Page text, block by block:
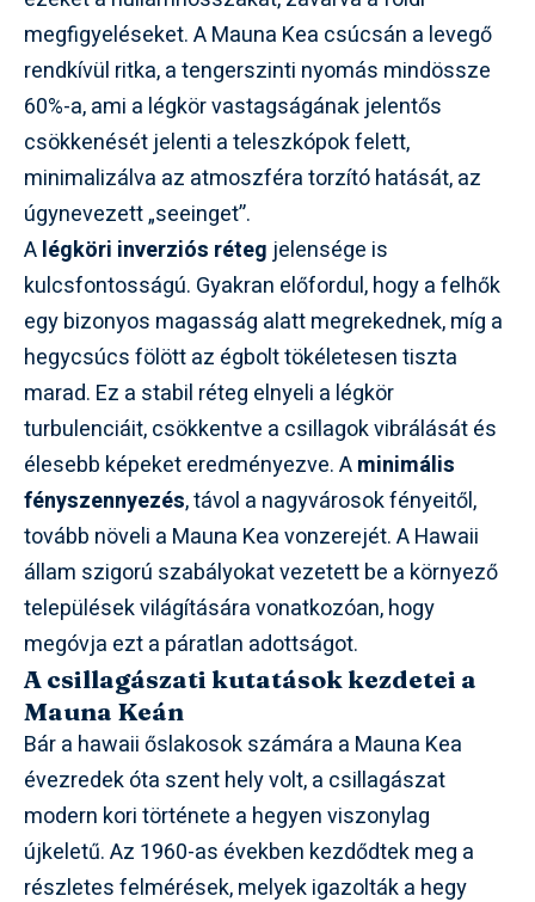
megfigyeléseket. A Mauna Kea csúcsán a levegő
rendkívül ritka, a tengerszinti nyomás mindössze
60%-a, ami a légkör vastagságának jelentős
csökkenését jelenti a teleszkópok felett,
minimalizálva az atmoszféra torzító hatását, az
úgynevezett „seeinget”.
Alégköri inverziós réteg jelensége is
kulcsfontosságú. Gyakran előfordul, hogy a felhők
egy bizonyos magasság alatt megrekednek, míg a
hegycsúcs fölött az égbolt tökéletesen tiszta
marad. Ez a stabil réteg elnyeli a légkör
turbulenciáit, csökkentve a csillagok vibrálását és
élesebb képeket eredményezve. Aminimális
fényszennyezés, távol a nagyvárosok fényeitől,
tovább növeli a Mauna Kea vonzerejét. A Hawaii
állam szigorú szabályokat vezetett be a környező
települések világítására vonatkozóan, hogy
megóvja ezt a páratlan adottságot.
A csillagászati kutatások kezdetei a
Mauna Keán
Bár a hawaii őslakosok számára a Mauna Kea
évezredek óta szent hely volt, a csillagászat
modern kori története a hegyen viszonylag
újkeletű. Az 1960-as években kezdődtek meg a
részletes felmérések, melyek igazolták a hegy